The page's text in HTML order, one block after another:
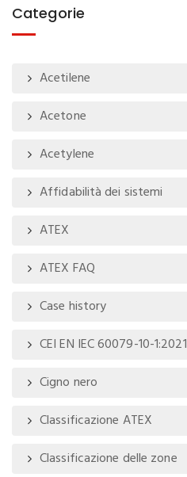
Categorie
Acetilene
Acetone
Acetylene
Affidabilità dei sistemi
ATEX
ATEX FAQ
Case history
CEI EN IEC 60079-10-1:2021
Cigno nero
Classificazione ATEX
Classificazione delle zone